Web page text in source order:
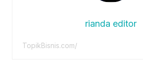
rianda editor
TopikBisnis.com/